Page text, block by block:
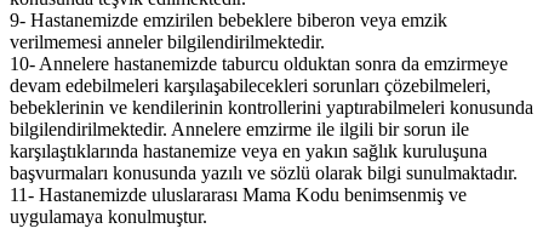
9- Hastanemizde emzirilen bebeklere biberon veya emzik
verilmemesi anneler bilgilendirilmektedir.
10- Annelere hastanemizde taburcu olduktan sonra da emzirmeye
devam edebilmeleri karşılaşabilecekleri sorunları çözebilmeleri,
bebeklerinin ve kendilerinin kontrollerini yaptırabilmeleri konusunda
bilgilendirilmektedir. Annelere emzirme ile ilgili bir sorun ile
karşılaştıklarında hastanemize veya en yakın sağlık kuruluşuna
başvurmaları konusunda yazılı ve sözlü olarak bilgi sunulmaktadır.
11- Hastanemizde uluslararası Mama Kodu benimsenmiş ve
uygulamaya konulmuştur.